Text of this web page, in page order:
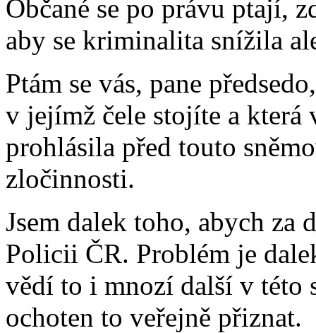
Občané se po právu ptají,
aby se kriminalita snížila
Ptám se vás, pane
v jejímž čele stojíte a která
prohlásila před touto
zločinnosti.
Jsem dalek toho, abych za
Policii ČR. Problém je
vědí to i mnozí další v této
ochoten to veřejně přiznat.